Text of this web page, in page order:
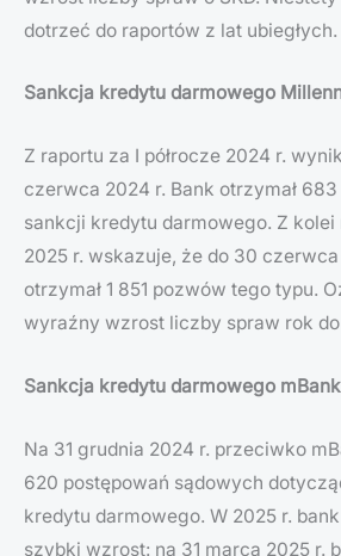
dotrzeć do raportów z lat ubiegłych.
Sankcja kredytu darmowego
Z raportu za I półrocze 2024 r.
czerwca 2024 r. Bank otrzymał
sankcji kredytu darmowego. Z kolei
2025 r. wskazuje, że do 30 czerwca
otrzymał 1 851 pozwów tego typu.
wyraźny wzrost liczby spraw rok
Sankcja kredytu darmowego mBank
Na 31 grudnia 2024 r. przeciwko
620 postępowań sądowych
kredytu darmowego. W 2025 r.
szybki wzrost: na 31 marca 2025 r.